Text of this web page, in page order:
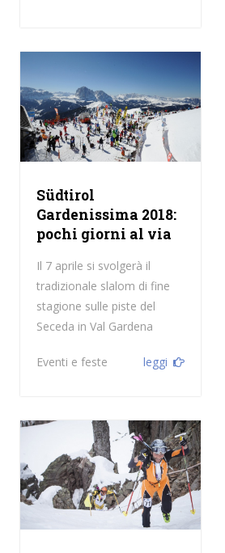
Südtirol
Gardenissima 2018:
pochi giorni al via
Il 7 aprile si svolgerà il
tradizionale slalom di fine
stagione sulle piste del
Seceda in Val Gardena
Eventi e feste leggi